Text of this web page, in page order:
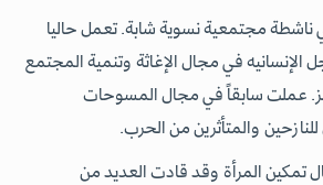
ناشطة مجتمعية نسوية شابة. تعمل حاليا
في مجال الإغاثة وتنمية المجتمع
عملت سابقاً في مجال المسوحات
والمتأثرين من الحرب.
تمكين المرأة وقد قادت العديد من